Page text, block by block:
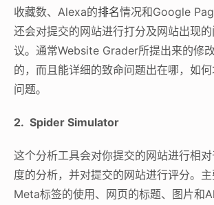
收藏数、Alexa的排名情况和Google
还会对提交的网站进行打分及网站出现
议。通常Website Grader所提出来的修
的，而且能详细的致命问题出在哪，如
问题。
2. Spider Simulator
这个分析工具会对你提交的网站进行相
度的分析，并对提交的网站进行评分。
Meta标签的使用、网页的标题、图片和